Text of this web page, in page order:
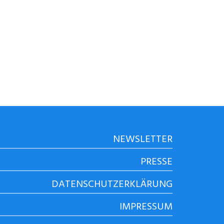
NEWSLETTER
PRESSE
DATENSCHUTZERKLÄRUNG
IMPRESSUM